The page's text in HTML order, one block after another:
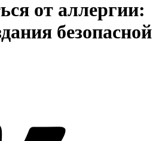
от аллергии:
безопасной